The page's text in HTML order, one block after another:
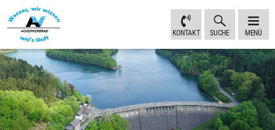
Sprungmarken
Inhalt
anspringen
Navigation
anspringen
Fußbereich
anspringen
KONTAKT SUCHE MENÜ